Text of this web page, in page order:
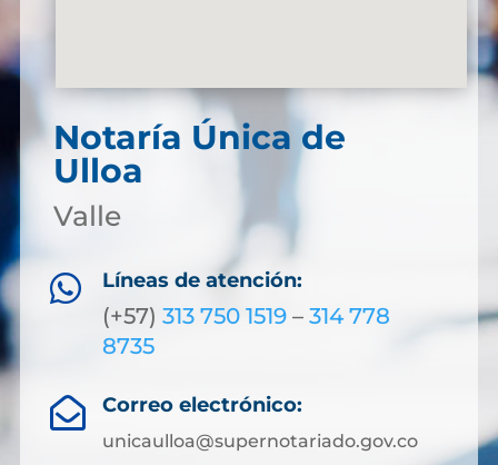
Notaría Única de
Ulloa
Valle
 Líneas de atención:
(+57) 313 750 1519 – 314 778
8735
 Correo electrónico:
unicaulloa@supernotariado.gov.co